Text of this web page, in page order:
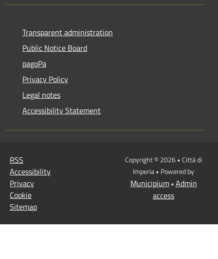
Transparent administration
Public Notice Board
pagoPa
Privacy Policy
Legal notes
Accessibility Statement
RSS
Accessibility
Privacy
Cookie
Sitemap
Copyright © 2026 • Città di
Imperia • Powered by
Municipium• Admin
access